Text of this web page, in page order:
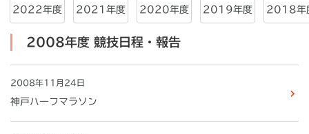
2022年度 2021年度 2020年度 2019年度 2018年
2008年度 競技日程・報告
2008年11月24日
神戸ハーフマラソン